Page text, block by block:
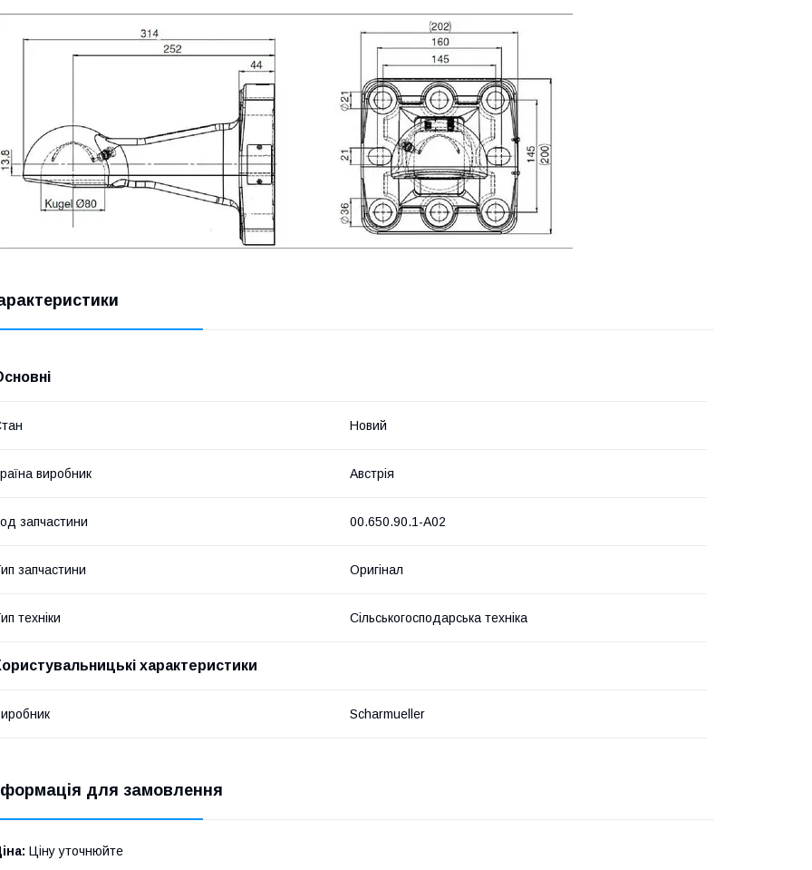
Новий
виробник Австрія
запчастини 00.650.90.1-A02
запчастини Оригінал
техніки Сільськогосподарська техніка
характеристики
Scharmueller
для замовлення
Ціну уточнюйте